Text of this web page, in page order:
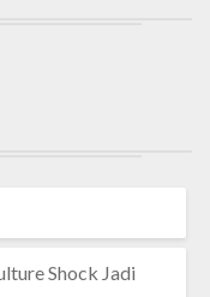
Shock Jadi